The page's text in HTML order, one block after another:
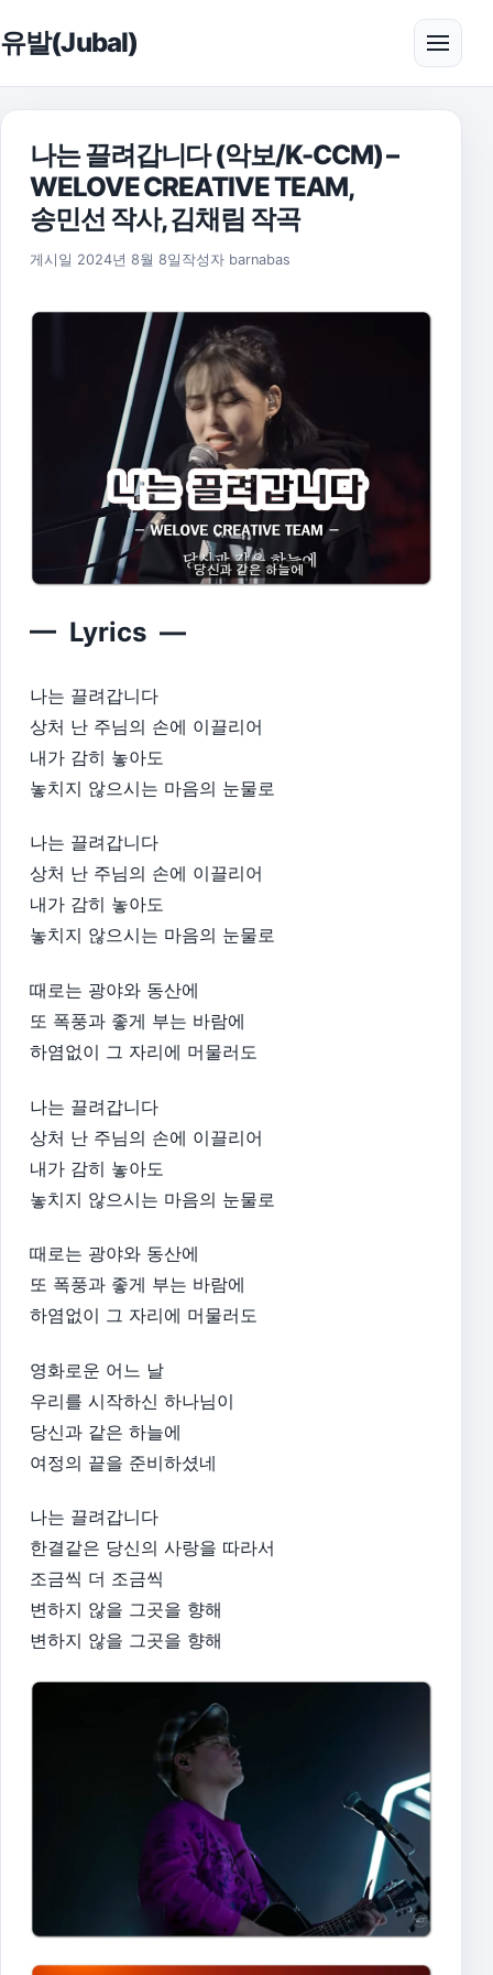
유발(Jubal) 메뉴
나는 끌려갑니다 (악보/K-CCM) –
WELOVE CREATIVE TEAM,
송민선 작사, 김채림 작곡
게시일 2024년 8월 8일 2025년 11월 17일
작성자 barnabas
— Lyrics —
나는 끌려갑니다
상처 난 주님의 손에 이끌리어
내가 감히 놓아도
놓치지 않으시는 마음의 눈물로​
나는 끌려갑니다
상처 난 주님의 손에 이끌리어
내가 감히 놓아도
놓치지 않으시는 마음의 눈물로​
때로는 광야와 동산에
또 폭풍과 좋게 부는 바람에
하염없이 그 자리에 머물러도​
나는 끌려갑니다
상처 난 주님의 손에 이끌리어
내가 감히 놓아도
놓치지 않으시는 마음의 눈물로​
때로는 광야와 동산에
또 폭풍과 좋게 부는 바람에
하염없이 그 자리에 머물러도​
영화로운 어느 날
우리를 시작하신 하나님이
당신과 같은 하늘에
여정의 끝을 준비하셨네​
나는 끌려갑니다
한결같은 당신의 사랑을 따라서
조금씩 더 조금씩
변하지 않을 그곳을 향해
변하지 않을 그곳을 향해